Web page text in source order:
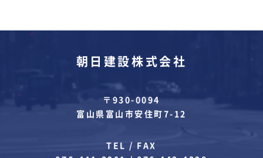
朝日建設株式会社
〒930-0094
富山県富山市安住町7-12
TEL / FAX